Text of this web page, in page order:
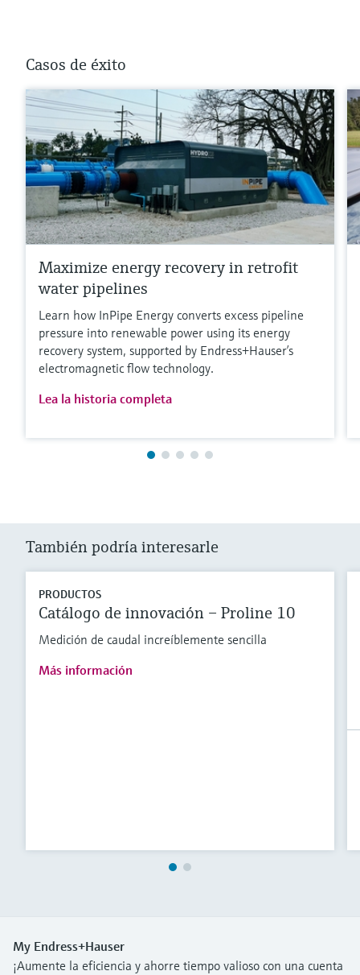
Casos de éxito
Maximize energy recovery in retrofit
water pipelines
Learn how InPipe Energy converts excess pipeline
pressure into renewable power using its energy
recovery system, supported by Endress+Hauser’s
electromagnetic flow technology.
Lea la historia completa
También podría interesarle
PRODUCTOS
Catálogo de innovación – Proline 10
Medición de caudal increíblemente sencilla
Más información
My Endress+Hauser
¡Aumente la eficiencia y ahorre tiempo valioso con una cuenta